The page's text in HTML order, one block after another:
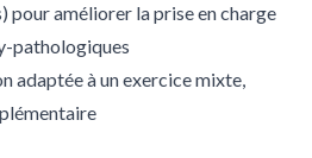
pour améliorer la prise en charge
pathologiques
adaptée à un exercice mixte,